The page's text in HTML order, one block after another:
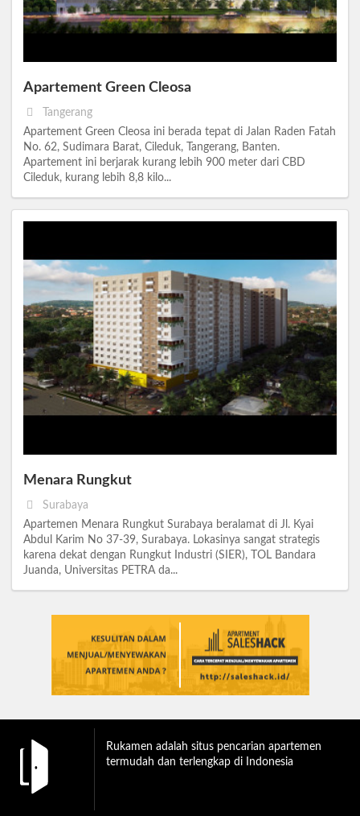
Apartement Green Cleosa
Tangerang
Apartement Green Cleosa ini berada tepat di Jalan Raden Fatah
No. 62, Sudimara Barat, Cileduk, Tangerang, Banten.
Apartement ini berjarak kurang lebih 900 meter dari CBD
Cileduk, kurang lebih 8,8 kilo...
Menara Rungkut
Surabaya
Apartemen Menara Rungkut Surabaya beralamat di Jl. Kyai
Abdul Karim No 37-39, Surabaya. Lokasinya sangat strategis
karena dekat dengan Rungkut Industri (SIER), TOL Bandara
Juanda, Universitas PETRA da...
Rukamen adalah situs pencarian apartemen
termudah dan terlengkap di Indonesia